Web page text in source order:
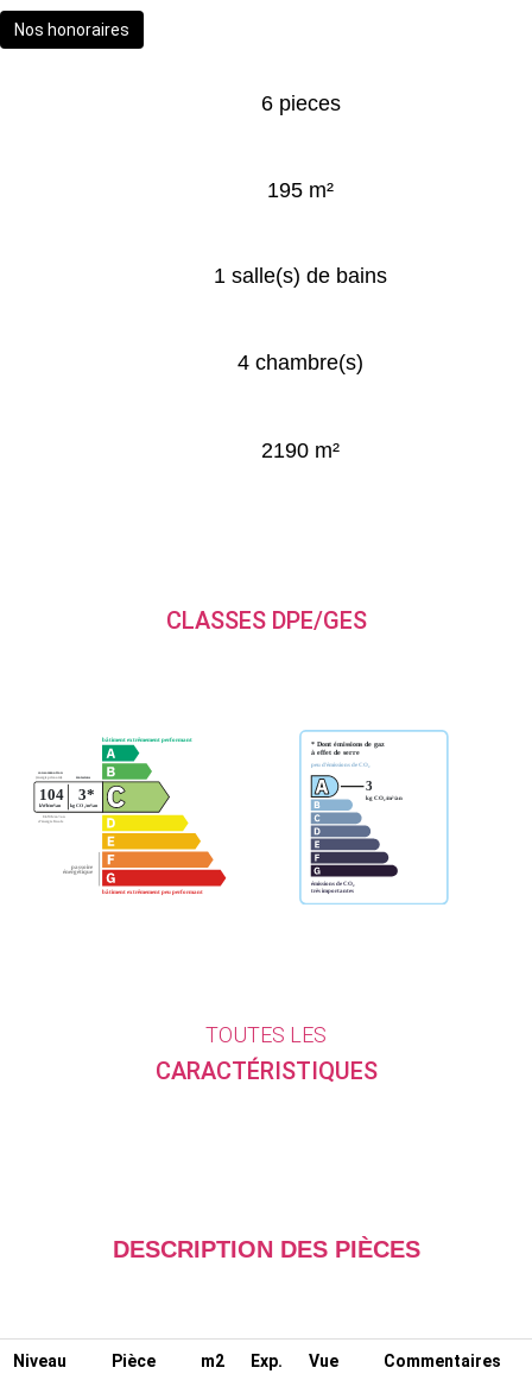
Nos honoraires
6 pieces
195 m²
1 salle(s) de bains
4 chambre(s)
2190 m²
CLASSES DPE/GES
TOUTES LES
CARACTÉRISTIQUES
DESCRIPTION DES PIÈCES
Niveau Pièce m2 Exp. Vue Commentaires